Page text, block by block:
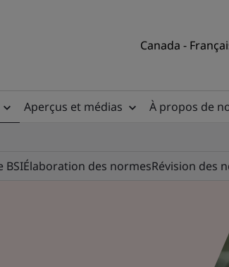
Canada -
Aperçus et médias
À propos de
BSIÉlaboration des normesRévision des